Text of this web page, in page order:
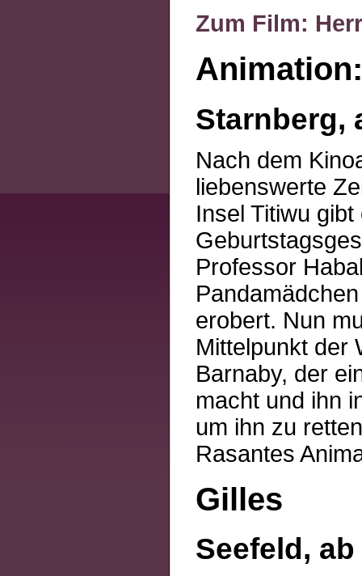
Zum Film:
Starnberg,
Nach dem
liebenswerte
Insel Titiwu
Professor
erobert. Nun
Mittelpunkt der
Barnaby, der
macht und ihn
um ihn zu
Rasantes
Gilles
Seefeld, ab